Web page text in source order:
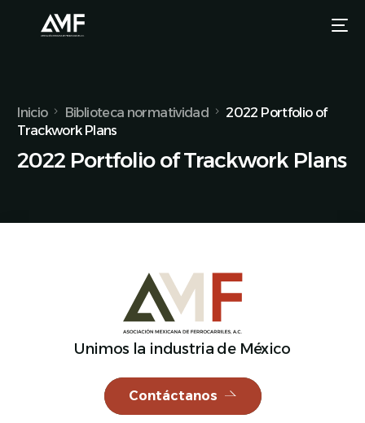
Inicio Biblioteca normatividad
2022 Portfolio of
Trackwork Plans
2022 Portfolio of Trackwork Plans
Unimos la industria de México
Contáctanos